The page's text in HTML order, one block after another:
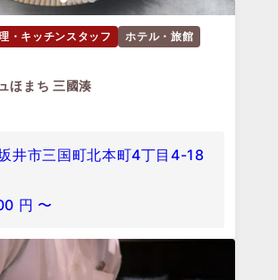
・キッチンスタッフ
ホテル・旅館
ほまち 三國湊
井市三国町北本町4丁目4-18
円 〜